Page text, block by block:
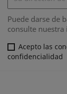
Puede darse de
consulte
Acepto las
confidencialidad